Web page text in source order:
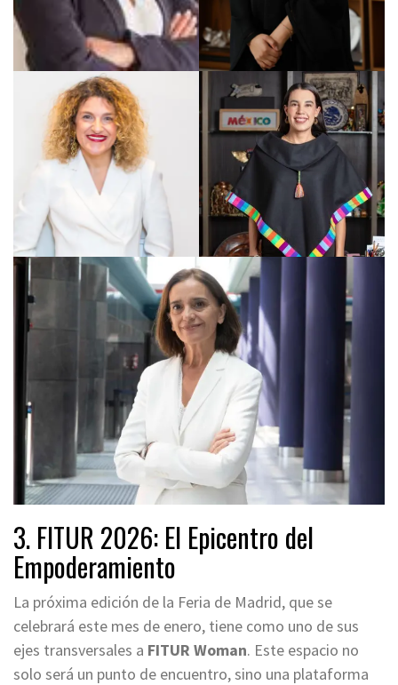
3. FITUR 2026: El Epicentro del
Empoderamiento
La próxima edición de la Feria de Madrid, que se
celebrará este mes de enero, tiene como uno de sus
ejes transversales a FITUR Woman. Este espacio no
solo será un punto de encuentro, sino una plataforma